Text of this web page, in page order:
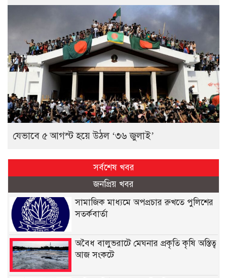
যেভাবে ৫ আগস্ট হয়ে উঠল ‘৩৬ জুলাই’
সর্বশেষ খবর
জনপ্রিয় খবর
সামাজিক মাধ্যমে অপপ্রচার রুখতে পুলিশের
সতর্কবার্তা
অবৈধ বালুভরাটে মেঘনার প্রকৃতি কৃষি অস্তিত্ব
আজ সংকটে